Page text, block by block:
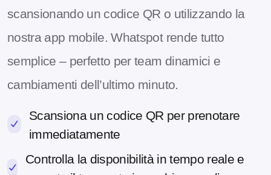
scansionando un codice QR o utilizzando la
nostra app mobile. Whatspot rende tutto
semplice – perfetto per team dinamici e
cambiamenti dell’ultimo minuto.
Scansiona un codice QR per prenotare
immediatamente
Controlla la disponibilità in tempo reale e